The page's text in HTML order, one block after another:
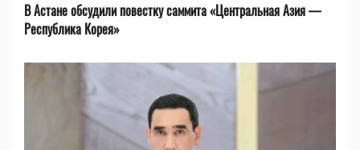
В Астане обсудили повестку саммита «Центральная Азия —
Республика Корея»